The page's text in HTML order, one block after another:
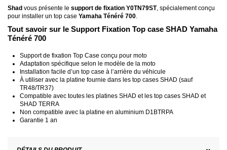
Shad vous présente le support de fixation Y0TN79ST, spécialement conçu
pour installer un top case Yamaha Ténéré 700.
Tout savoir sur le Support Fixation Top case SHAD Yamaha
Ténéré 700
Support de fixation Top Case conçu pour moto
Adaptation spécifique selon le modèle de la moto
Installation facile d’un top case à l’arrière du véhicule
À utiliser avec la platine fournie dans les top cases SHAD (sauf
TR48/TR37)
Compatible avec toutes les platines SHAD et les top cases SHAD et
SHAD TERRA
Non compatible avec la platine en aluminium D1BTRPA
Garantie 1 an